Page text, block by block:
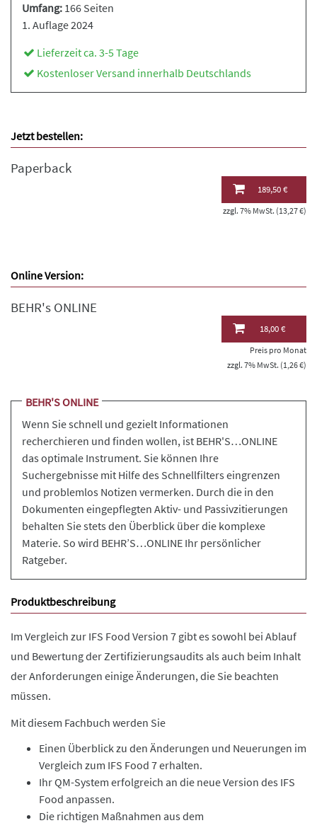
Umfang: 166 Seiten
1. Auflage 2024
Lieferzeit ca. 3-5 Tage
Kostenloser Versand innerhalb Deutschlands
Jetzt bestellen:
Paperback
189,50 €
zzgl. 7% MwSt. (13,27 €)
Online Version:
BEHR's ONLINE
18,00 €
Preis pro Monat
zzgl. 7% MwSt. (1,26 €)
BEHR'S ONLINE
Wenn Sie schnell und gezielt Informationen
recherchieren und finden wollen, ist BEHR'S…ONLINE
das optimale Instrument. Sie können Ihre
Suchergebnisse mit Hilfe des Schnellfilters eingrenzen
und problemlos Notizen vermerken. Durch die in den
Dokumenten eingepflegten Aktiv- und Passivzitierungen
behalten Sie stets den Überblick über die komplexe
Materie. So wird BEHR’S…ONLINE Ihr persönlicher
Ratgeber.
Produktbeschreibung
Im Vergleich zur IFS Food Version 7 gibt es sowohl bei Ablauf
und Bewertung der Zertifizierungsaudits als auch beim Inhalt
der Anforderungen einige Änderungen, die Sie beachten
müssen.
Mit diesem Fachbuch werden Sie
Einen Überblick zu den Änderungen und Neuerungen im
Vergleich zum IFS Food 7 erhalten.
Ihr QM-System erfolgreich an die neue Version des IFS
Food anpassen.
Die richtigen Maßnahmen aus dem